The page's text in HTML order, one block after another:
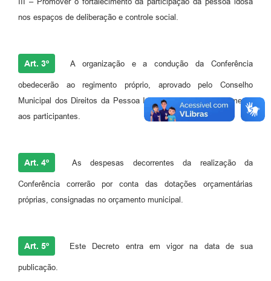
nos espaços de deliberação e controle social.
Art. 3º A organização e a condução da Conferência
obedecerão ao regimento próprio, aprovado pelo Conselho
Municipal dos Direitos da Pessoa Idosa e divulgado previamente
aos participantes.
Art. 4º As despesas decorrentes da realização da
Conferência correrão por conta das dotações orçamentárias
próprias, consignadas no orçamento municipal.
Art. 5º Este Decreto entra em vigor na data de sua
publicação.